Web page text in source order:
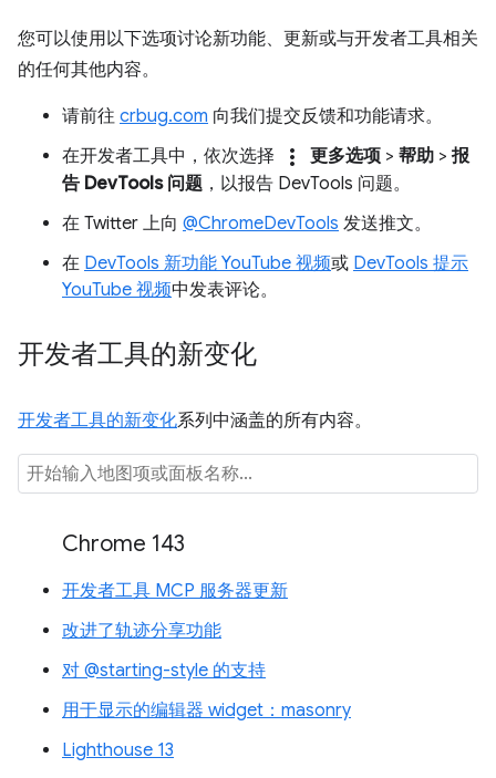
您可以使用以下选项讨论新功能、更新或与开发者工具相关
的任何其他内容。
请前往 crbug.com 向我们提交反馈和功能请求。
在开发者工具中，依次选择
more_vert 更多选项 > 帮助 > 报
告 DevTools 问题 ，以报告 DevTools 问题。
在 Twitter 上向 @ChromeDevTools 发送推文。
在 DevTools 新功能 YouTube 视频或 DevTools 提示
YouTube 视频中发表评论。
开发者工具的新变化
开发者工具的新变化系列中涵盖的所有内容。
Chrome 143
开发者工具 MCP 服务器更新
改进了轨迹分享功能
对 @starting-style 的支持
用于显示的编辑器 widget：masonry
Lighthouse 13